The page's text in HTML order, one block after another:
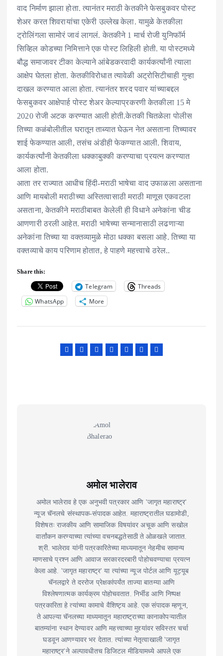
वाद निर्माण झाला होता. त्यानंतर मराठी केतकीने फेसबुकवर पोस्ट
शेअर करत शिवरायांचा एकेरी उल्लेख केला. यामुळे केतकीला
ट्रोलिंगला सामोरं जावं लागलं. केतकीने 1 मार्च रोजी युनिफॉर्म
सिव्हिल कोडच्या निमित्ताने एक पोस्ट लिहिली होती. या पोस्टमध्ये
बौद्ध समाजावर टीका केल्याने आंबेडकरवादी कार्यकर्त्यांनी त्याला
आक्षेप घेतला होता. केतकीविरोधात त्यावेळी अट्रोसिटीचाही गुन्हा
दाखल करण्यात आला होता. त्यानंतर शरद पवार यांच्याबद्दल
फेसबुकवर आक्षेपार्ह पोस्ट शेअर केल्याप्रकरणी केतकीला 15 मे
2020 रोजी अटक करण्यात आली होती.केतकी चितळेला पोलीस
तिच्या कळंबोलीतील घरातून ताब्यात घेऊन नेत असताना तिच्यावर
शाई फेकण्यात आली, तसंच अंडीही फेकण्यात आली. शिवाय,
कार्यकर्त्यांनी केतकीला धक्काबुक्की करण्याचा प्रयत्न करण्यात
आला होता.
आता तर राज्यात आधीच हिंदी-मराठी भाषेचा वाद उफाळला असताना
आणि मायबोली मराठीच्या अस्तित्वासाठी मराठी माणूस एकवटला
असताना, केतकीने मराठीबाबत केलेली ही विधाने अनेकांना चीड
आणणारी ठरली आहेत. मराठी भाषेच्या सन्मानासाठी लढणाऱ्या
अनेकांना तिच्या या वक्तव्यामुळे मोठा धक्का बसला आहे. तिच्या या
वक्तव्याचे काय परिणाम होतात, हे पाहणे महत्त्वाचे ठरेल..
Share this:
Telegram
Threads
WhatsApp
More
अमोल भालेराव
अमोल भालेराव हे एक अनुभवी पत्रकार आणि 'जागृत महाराष्ट्र'
न्यूज चॅनलचे संस्थापक-संपादक आहेत. महाराष्ट्रातील घडामोडी,
विशेषतः राजकीय आणि सामाजिक विषयांवर अचूक आणि सखोल
वार्तांकन करण्याच्या त्यांच्या वचनबद्धतेसाठी ते ओळखले जातात.
श्री. भालेराव यांनी पत्रकारितेच्या माध्यमातून नेहमीच सामान्य
माणसाचे प्रश्न आणि आवाज सरकारदरबारी पोहोचवण्याचा प्रयत्न
केला आहे. 'जागृत महाराष्ट्र' या त्यांच्या न्यूज पोर्टल आणि यूट्यूब
चॅनलद्वारे ते दररोज प्रेक्षकांपर्यंत ताज्या बातम्या आणि
विश्लेषणात्मक कार्यक्रम पोहोचवतात. निर्भीड आणि निष्पक्ष
पत्रकारिता हे त्यांच्या कामाचे वैशिष्ट्य आहे. एक संपादक म्हणून,
ते आपल्या चॅनलच्या माध्यमातून महाराष्ट्राच्या कानाकोपऱ्यातील
बातम्यांना स्थान देण्यावर आणि महत्त्वाच्या मुद्द्यांवर सविस्तर चर्चा
घडवून आणण्यावर भर देतात. त्यांच्या नेतृत्वाखाली 'जागृत
महाराष्ट्र'ने अल्पावधीतच डिजिटल मीडियामध्ये आपले एक